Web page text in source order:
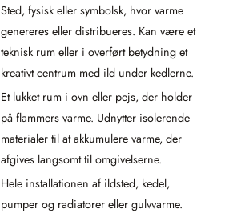
Sted, fysisk eller symbolsk, hvor varme
genereres eller distribueres. Kan være et
teknisk rum eller i overført betydning et
kreativt centrum med ild under kedlerne.
Et lukket rum i ovn eller pejs, der holder
på flammers varme. Udnytter isolerende
materialer til at akkumulere varme, der
afgives langsomt til omgivelserne.
Hele installationen af ildsted, kedel,
pumper og radiatorer eller gulvvarme.